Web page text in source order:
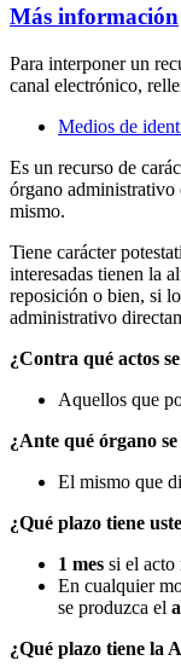
Más información
Para interponer un
canal electrónico,
Medios de
Es un recurso de
órgano administrativo
mismo.
Tiene carácter
interesadas tienen la
reposición o bien, si
administrativo
¿Contra qué actos
Aquellos que
¿Ante qué órgano
El mismo que
¿Qué plazo tiene
1 mes si el acto
En cualquier
se produzca el
¿Qué plazo tiene la